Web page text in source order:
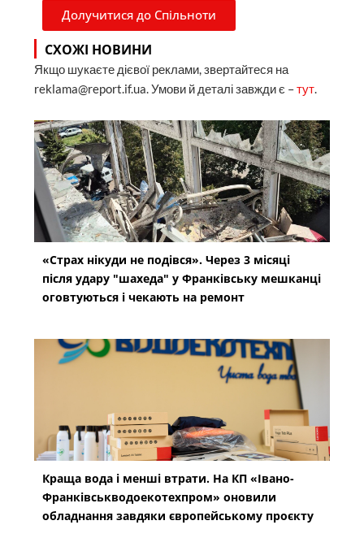
Долучитися до Спільноти
СХОЖІ НОВИНИ
Якщо шукаєте дієвої реклами, звертайтеся на
reklama@report.if.ua. Умови й деталі завжди є –тут.
«Страх нікуди не подівся». Через 3 місяці
після удару "шахеда" у Франківську мешканці
оговтуються і чекають на ремонт
Краща вода і менші втрати. На КП «Івано-
Франківськводоекотехпром» оновили
обладнання завдяки європейському проєкту